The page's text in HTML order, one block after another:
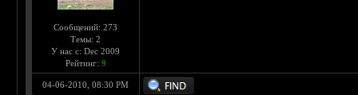
Сообщений: 273
Темы: 2
У нас с: Dec 2009
Рейтинг: 9
04-06-2010, 08:30 PM